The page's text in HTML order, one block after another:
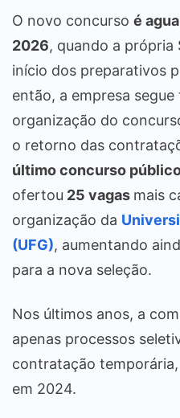
O novo concurso é
2026, quando a própria
início dos preparativos
então, a empresa
organização do
o retorno das
último concurso
ofertou 25 vagas mais
organização da
(UFG), aumentando
para a nova seleção.
Nos últimos anos, a
apenas processos
contratação
em 2024.